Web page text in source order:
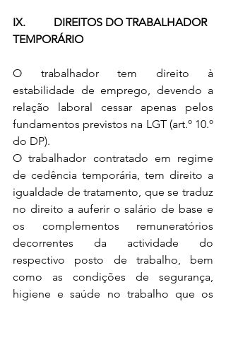
IX.          DIREITOS DO TRABALHADOR
TEMPORÁRIO
O trabalhador tem direito à
estabilidade de emprego, devendo a
relação laboral cessar apenas pelos
fundamentos previstos na LGT (art.º 10.º
do DP).
O trabalhador contratado em regime
de cedência temporária, tem direito a
igualdade de tratamento, que se traduz
no direito a auferir o salário de base e
os complementos remuneratórios
decorrentes da actividade do
respectivo posto de trabalho, bem
como as condições de segurança,
higiene e saúde no trabalho que os